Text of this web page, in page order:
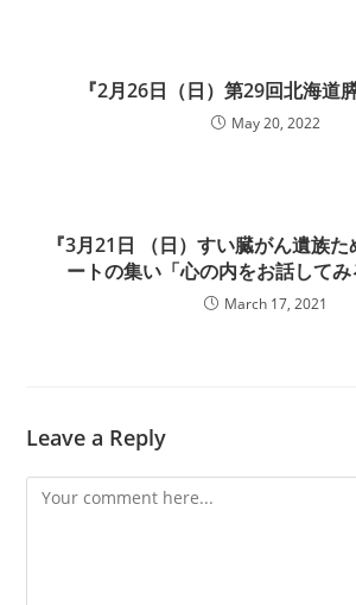
『2月26日（日）第29回北海道
May 20, 2022
『3月21日 （日）すい臓がん遺族
ートの集い「心の内をお話してみ
March 17, 2021
Leave a Reply
Comment